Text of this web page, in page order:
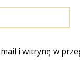
i witrynę w